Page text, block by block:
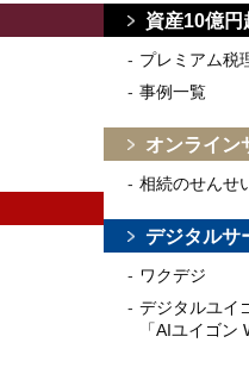
資産10億円
プレミアム税
事例一覧
オンライン
相続のせんせ
デジタルサ
ワクデジ
デジタルユイ
「AIユイゴン